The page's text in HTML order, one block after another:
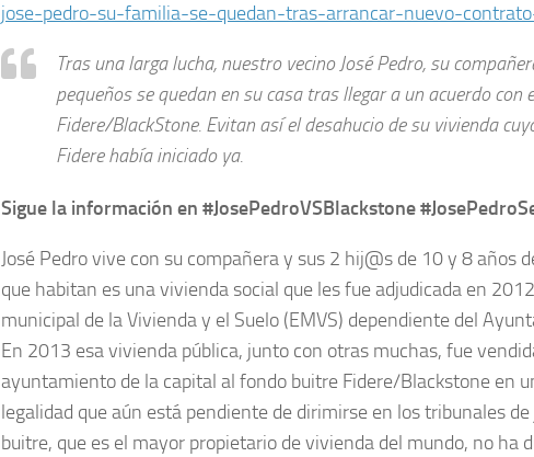
jose-pedro-su-familia-se-quedan-tras-arrancar-nuevo-
Tras una larga lucha, nuestro vecino José Pedro, su
pequeños se quedan en su casa tras llegar a un acuerdo con
Fidere/BlackStone. Evitan así el desahucio de su vivienda
Fidere había iniciado ya.
Sigue la información en #JosePedroVSBlackstone
José Pedro vive con su compañera y sus 2 hij@s de 10 y 8 años
que habitan es una vivienda social que les fue adjudicada en
municipal de la Vivienda y el Suelo (EMVS) dependiente del
En 2013 esa vivienda pública, junto con otras muchas, fue
ayuntamiento de la capital al fondo buitre Fidere/Blackstone en
legalidad que aún está pendiente de dirimirse en los tribunales
buitre, que es el mayor propietario de vivienda del mundo, no ha